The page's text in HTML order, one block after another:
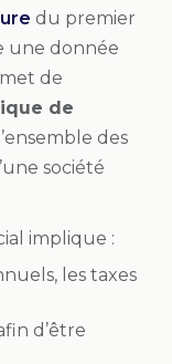
du premier
une donnée
de
de
des
société
implique :
les taxes
d’être